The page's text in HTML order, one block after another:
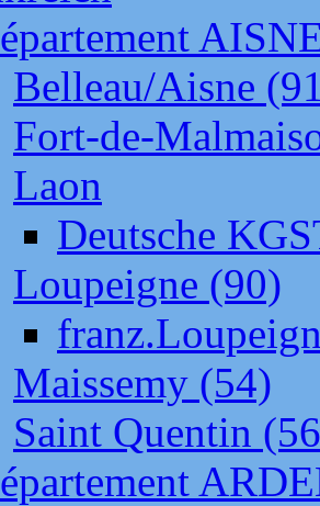
Belleau/Aisne
Fort-de-
Laon
Deutsche
Loupeigne (90)
Maissemy (54)
Saint Quentin